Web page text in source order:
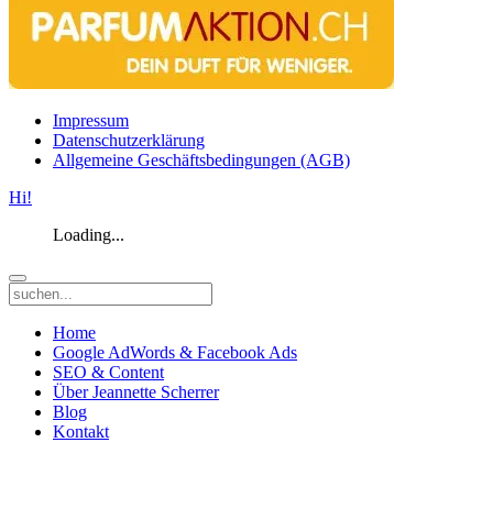
Impressum
Datenschutzerklärung
Allgemeine Geschäftsbedingungen (AGB)
Hi!
Loading...
Home
Google AdWords & Facebook Ads
SEO & Content
Über Jeannette Scherrer
Blog
Kontakt